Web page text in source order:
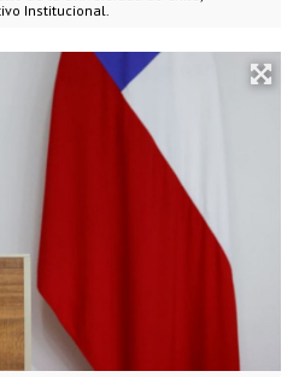
Institucional.